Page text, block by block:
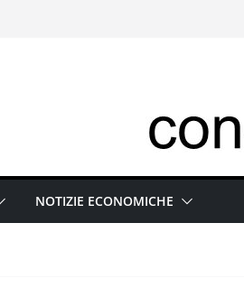
NOTIZIE ECONOMICHE